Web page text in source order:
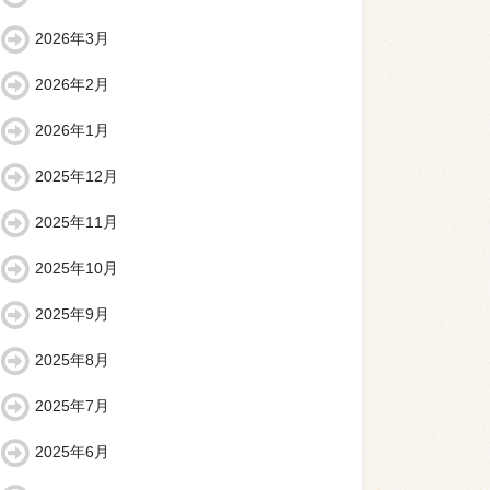
2026年3月
2026年2月
2026年1月
2025年12月
2025年11月
2025年10月
2025年9月
2025年8月
2025年7月
2025年6月